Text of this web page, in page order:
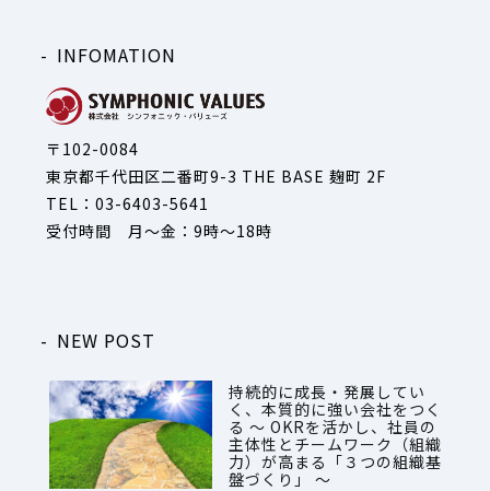
INFOMATION
〒102-0084
東京都千代田区二番町9-3 THE BASE 麹町 2F
TEL：03-6403-5641
受付時間 月～金：9時～18時
NEW POST
持続的に成長・発展してい
く、本質的に強い会社をつく
る ～ OKRを活かし、社員の
主体性とチームワーク（組織
力）が高まる「３つの組織基
盤づくり」 ～